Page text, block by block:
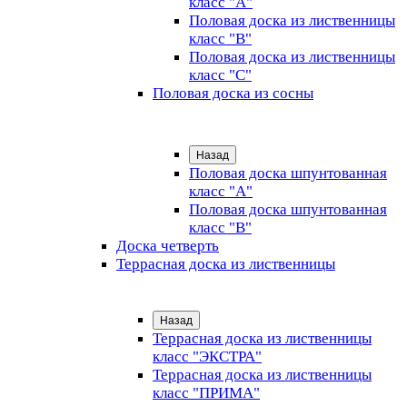
Половая доска из лиственницы
класс "B"
Половая доска из лиственницы
класс "C"
Половая доска из сосны
Назад
Половая доска шпунтованная
класс "А"
Половая доска шпунтованная
класс "B"
Доска четверть
Террасная доска из лиственницы
Назад
Террасная доска из лиственницы
класс "ЭКСТРА"
Террасная доска из лиственницы
класс "ПРИМА"